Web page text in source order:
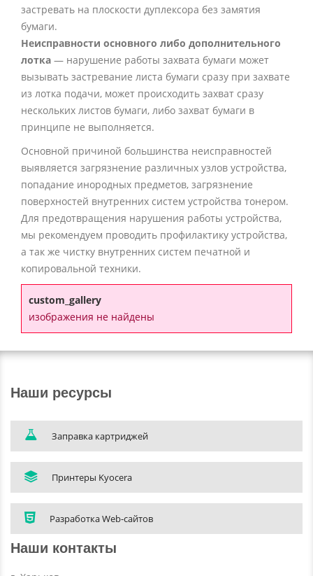
застревать на плоскости дуплексора без замятия
бумаги.
Неисправности основного либо дополнительного
лотка — нарушение работы захвата бумаги может
вызывать застревание листа бумаги сразу при захвате
из лотка подачи, может происходить захват сразу
нескольких листов бумаги, либо захват бумаги в
принципе не выполняется.
Основной причиной большинства неисправностей
выявляется загрязнение различных узлов устройства,
попадание инородных предметов, загрязнение
поверхностей внутренних систем устройства тонером.
Для предотвращения нарушения работы устройства,
мы рекомендуем проводить профилактику устройства,
а так же чистку внутренних систем печатной и
копировальной техники.
custom_gallery
изображения не найдены
Наши ресурсы
Заправка картриджей
Принтеры Kyocera
Разработка Web-сайтов
Наши контакты